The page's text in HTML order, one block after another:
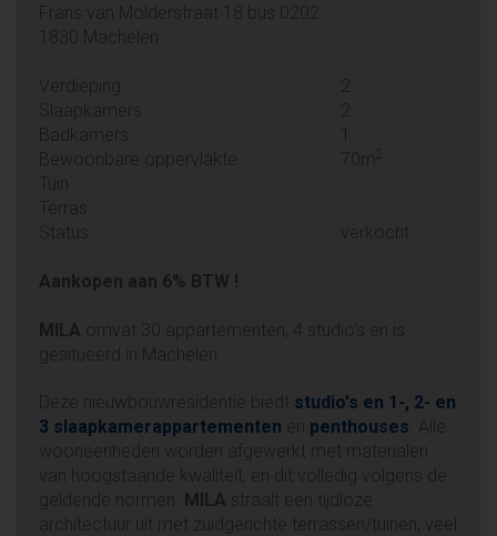
Frans van Molderstraat 18 bus 0202
1830 Machelen
Verdieping
Slaapkamers
Badkamers
Bewoonbare oppervlakte
70m
Tuin
Terras
Status
verkocht
Aankopen aan 6% BTW !
MILA
omvat 30 appartementen, 4 studio's en is
gesitueerd in Machelen.
Deze nieuwbouwresidentie biedt studio's en 1-, 2- en
3 slaapkamerappartementen en penthouses . Alle
wooneenheden worden afgewerkt met materialen
van hoogstaande kwaliteit, en dit volledig volgens de
geldende normen. MILA
straalt een tijdloze
architectuur uit met zuidgerichte terrassen/tuinen, veel